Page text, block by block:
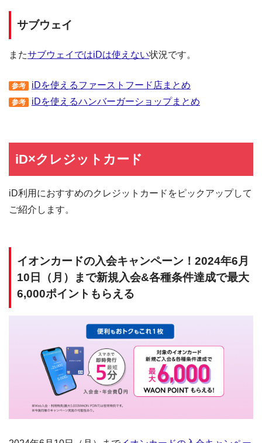
サブウェイ
またサブウェイではiDは使えない状況です。
参考 iDを使えるファーストフード店まとめ
参考 iDを使えるハンバーガーショップまとめ
iD×クレジットカード
iD利用におすすめのクレジットカードをピックアップして
ご紹介します。
イオンカードの入会キャンペーン！2024年6月
10日（月）まで新規入会&各種条件達成で最大
6,000ポイントもらえる